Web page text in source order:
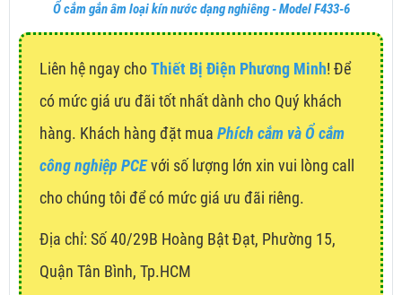
Ổ cắm gắn âm loại kín nước dạng nghiêng - Model F433-6
Liên hệ ngay choThiết Bị Điện Phương Minh! Để
có mức giá ưu đãi tốt nhất dành cho Quý khách
hàng. Khách hàng đặt mua Phích cắm và Ổ cắm
công nghiệp PCEvới số lượng lớn xin vui lòng call
cho chúng tôi để có mức giá ưu đãi riêng.
Địa chỉ: Số 40/29B Hoàng Bật Đạt, Phường 15,
Quận Tân Bình, Tp.HCM